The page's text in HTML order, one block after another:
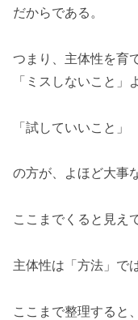
だからである。
つまり、主体性を育
「ミスしないこと」
「試していいこと」
の方が、よほど大事
ここまでくると見え
主体性は「方法」で
ここまで整理すると